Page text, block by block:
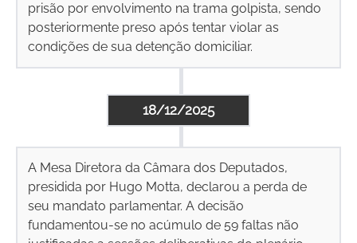
prisão por envolvimento na trama golpista, sendo
posteriormente preso após tentar violar as
condições de sua detenção domiciliar.
18/12/2025
A Mesa Diretora da Câmara dos Deputados,
presidida por Hugo Motta, declarou a perda de
seu mandato parlamentar. A decisão
fundamentou-se no acúmulo de 59 faltas não